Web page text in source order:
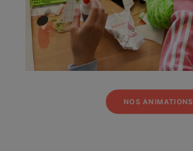
NOS ANIMATIONS